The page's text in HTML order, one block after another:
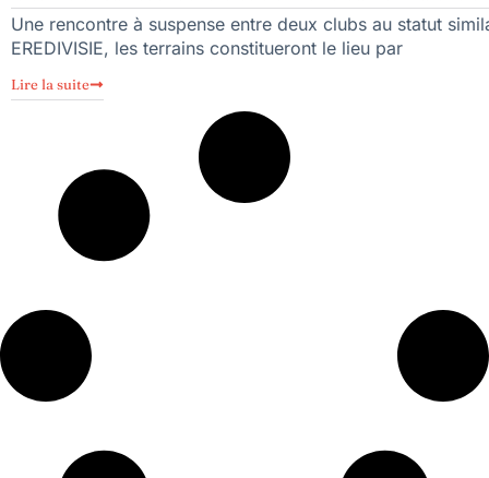
Une rencontre à suspense entre deux clubs au statut
EREDIVISIE, les terrains constitueront le lieu par
Lire la suite